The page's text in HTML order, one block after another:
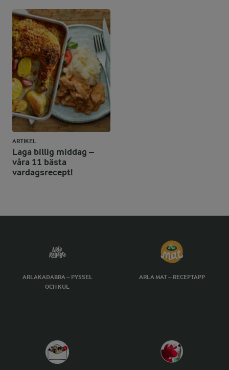
ARTIKEL
Laga billig middag –
våra 11 bästa
vardagsrecept!
ARLAKADABRA – PYSSEL
OCH KUL
ARLA MAT – RECEPTAPP